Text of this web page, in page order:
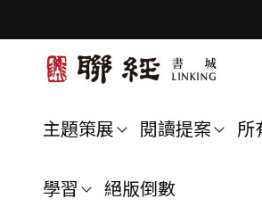
主題策展 閱讀提案 所
學習 絕版倒數